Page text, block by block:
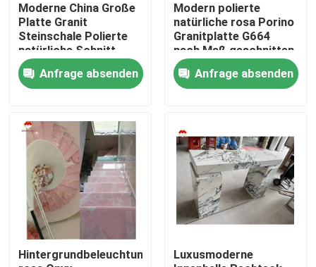
Nach Hause
Über uns
Kontakte
Moderne China Große
Platte Granit
Steinschale Polierte
natürliche Schnitt
nach Größe
Chinesische rosa
Porno Rosa Granit
Anfrage absenden
Modern polierte
natürliche rosa Porino
Granitplatte G664
nach Maß geschnitten
China rosa Porno Rosa
PreiseAnfrage absenden
Hintergrundbeleuchtung
Luxusmoderne